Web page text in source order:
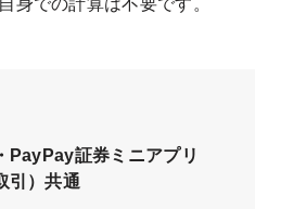
PayPay証券ミニアプリ
引）共通